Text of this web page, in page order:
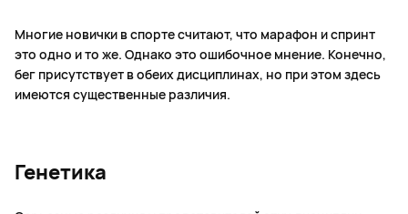
Многие новички в спорте считают, что марафон и спринт
это одно и то же. Однако это ошибочное мнение. Конечно,
бег присутствует в обеих дисциплинах, но при этом здесь
имеются существенные различия.
Генетика